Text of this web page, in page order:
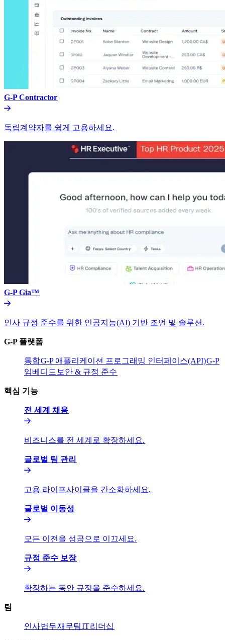
G-P Contractor​​
독립계약자를 쉽게 고용하세요.​​
G-P Gia™​​
인사 규정 준수를 위한 인공지능(AI) 기반 조언 및 솔루션.​​
G-P 플랫폼​​
통합​​G-P 애플리케이션 프로그래밍 인터페이스(API)​​G-P
임베디드​​ 보안 & 규정 준수​​
핵심 기능​​
전 세계 채용​​
비즈니스를 전 세계로 확장하세요.​​
글로벌 팀 관리​​
고용 라이프사이클을 간소화하세요.​​
글로벌 이동성​​
모든 이전을 성공으로 이끄세요.​​
규정 준수 보장​​
확장하는 동안 규정을 준수하세요.​​
팀​​
인사​​법무​​재무팀​​IT​​리더십​​